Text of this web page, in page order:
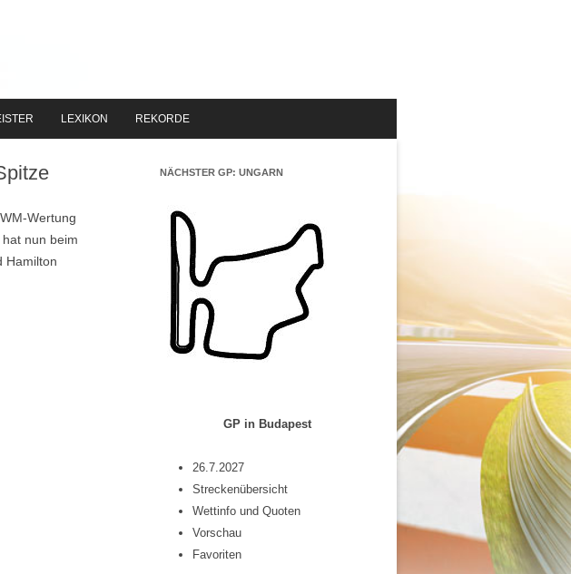
LEXIKON REKORDE
Wertung
nun beim
Hamilton
NÄCHSTER GP: UNGARN
GP in Budapest
26.7.2027
Streckenübersicht
Wettinfo und Quoten
Vorschau
Favoriten